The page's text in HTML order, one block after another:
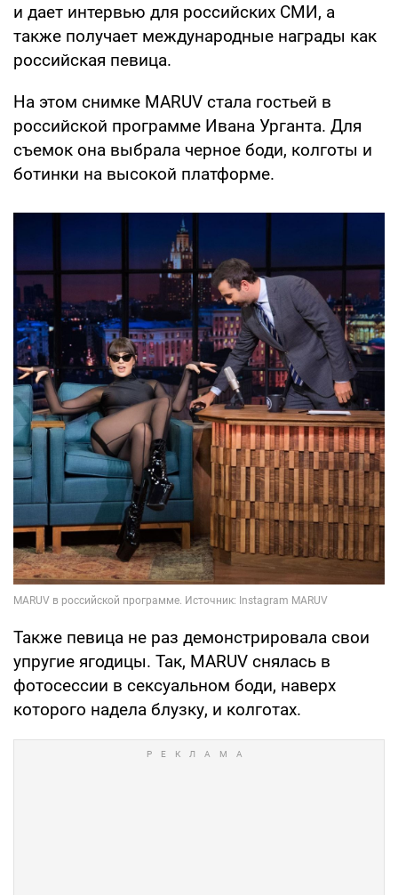
и дает интервью для российских СМИ, а
также получает международные награды как
российская певица.
На этом снимке MARUV стала гостьей в
российской программе Ивана Урганта. Для
съемок она выбрала черное боди, колготы и
ботинки на высокой платформе.
Также певица не раз демонстрировала свои
упругие ягодицы. Так, MARUV снялась в
фотосессии в сексуальном боди, наверх
которого надела блузку, и колготах.